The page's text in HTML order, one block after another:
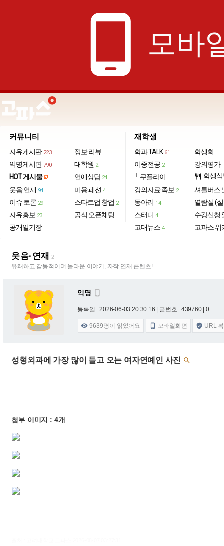
phone_android 모바
커뮤니티
자유게시판 223
익명게시판 790
HOT 게시물
웃음·연재 94
이슈·토론 29
자유홍보 23
공개일기장
정보·리뷰
대학원 2
연애상담 24
미용·패션 4
스타트업·창업 2
공식 오픈채팅
재학생
학과 TALK 61
이중전공 2
└ 쿠플라이
강의자료·족보 2
동아리 14
스터디 4
고대뉴스 4
학생회
강의평가
restaurant 학생
셔틀버스
열람실 (
수강신청
고파스 위
웃음·연재 2
유쾌하고 감동적이며 놀라운 이야기, 자작 연재 콘텐츠!
익명 
등록일 : 2026-06-03 20:30:16 | 글번호 : 439760 | 0
 9639명이 읽었어요  모바일화면  URL
성형외과에 가장 많이 들고 오는 여자연예인 사진 
첨부 이미지 : 4개